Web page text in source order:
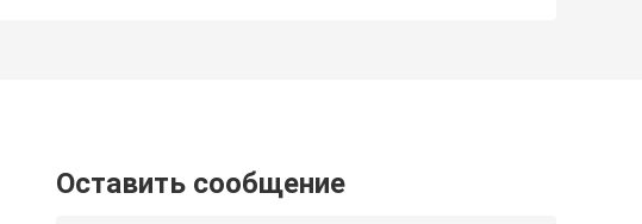
Оставить сообщение